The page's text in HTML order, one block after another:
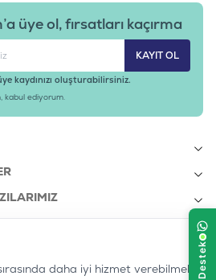
üye ol, fırsatları kaçırma
KAYIT OL
kaydınızı oluşturabilirsiniz.
kabul ediyorum.
daha iyi hizmet verebilmek